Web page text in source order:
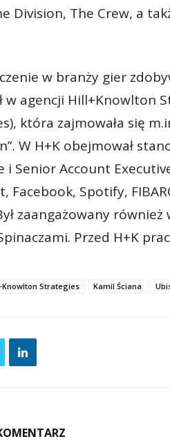
Division, The Crew, a
w branży gier
w agencji Hill+Knowlton
która zajmowała się
W H+K obejmował
i Senior Account
Facebook, Spotify,
zaangażowany
Przed H+K
Strategies Kamil Ściana